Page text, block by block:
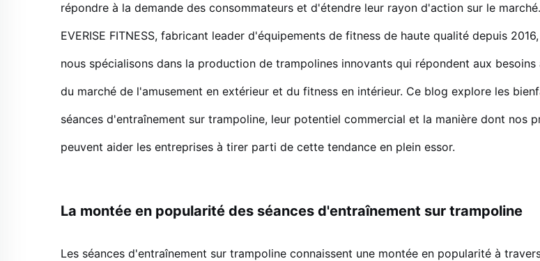
répondre à la demande des consommateurs et d'étendre leur rayon d'action sur le
EVERISE FITNESS, fabricant leader d'équipements de fitness de haute qualité depuis
nous spécialisons dans la production de trampolines innovants qui répondent aux besoins
du marché de l'amusement en extérieur et du fitness en intérieur. Ce blog explore les
séances d'entraînement sur trampoline, leur potentiel commercial et la manière dont nos
peuvent aider les entreprises à tirer parti de cette tendance en plein essor.
La montée en popularité des séances d'entraînement sur trampoline
Les séances d'entraînement sur trampoline connaissent une montée en popularité à